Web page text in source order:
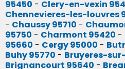
95450 - Clery-en-vexin
Chennevieres-les-louvres
- Chaussy 95710 -
95750 - Charmont 95420 -
95660 - Cergy 95000 -
Buhy 95770 - Bruyeres-
Brignancourt 95640 -